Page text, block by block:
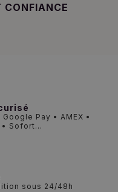
CONFIANCE
Pay • AMEX •
Sofort...
sous 24/48h